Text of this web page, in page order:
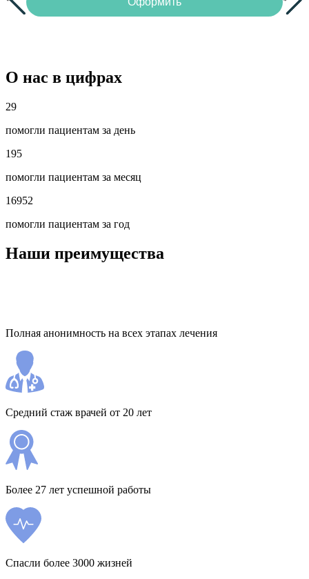
О нас в цифрах
29
помогли пациентам за день
195
помогли пациентам за месяц
16952
помогли пациентам за год
Наши преимущества
Полная анонимность на всех этапах лечения
Средний стаж врачей от 20 лет
Более 27 лет успешной работы
Спасли более 3000 жизней